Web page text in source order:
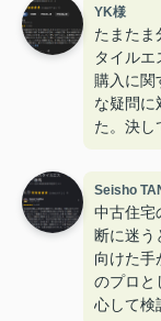
YK様
たまたま
タイル
購入に関
な疑問に
た。決し
でした。
して購入
も、困り
いただき
大変良い
ん、本当
Seisho
中古住宅
断に迷う
向けた手
のプロと
心して検